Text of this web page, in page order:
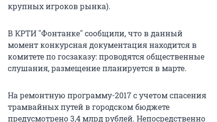
крупных игроков рынка).
В КРТИ "Фонтанке" сообщили, что в данный
момент конкурсная документация находится в
комитете по госзаказу: проводятся общественные
слушания, размещение планируется в марте.
На ремонтную программу-2017 с учетом спасения
трамвайных путей в городском бюджете
предусмотрено 3,4 млрд рублей. Непосредственно